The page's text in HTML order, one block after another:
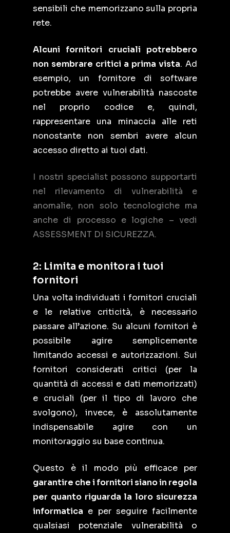
sensibili che memorizzano sulla propria
rete.
Alcuni fornitori cruciali potrebbero
non sembrare critici a prima vista. Ad
esempio, un fornitore di software
potrebbe avere vulnerabilità nascoste
nel proprio codice e, quindi,
rappresentare una minaccia alle reti
nonostante non sembri avere alcun
accesso diretto ai tuoi dati.
I nostri specialist possono supportarti
nel rilevamento di vulnerabilità e
anomalie, non solo tecnologiche ma
anche di processo e logiche – vedi
ASSESSMENT DI SICUREZZA.
2: Limita e monitora i tuoi
fornitori
Una volta individuati i fornitori cruciali
e le relative criticità, è necessario
passare all’azione. Su alcuni fornitori è
possibile agire semplicemente
limitando accessi e autorizzazioni. Sui
fornitori considerati critici (per la
quantità di accessi e dati memorizzati)
e cruciali (per il tipo di lavoro che
svolgono), invece, è assolutamente
indispensabile agire con un
monitoraggio su base continua.
Questo è il modo più efficace per
garantire che i fornitori siano in regola
per quanto riguarda la loro sicurezza
informatica e per seguire facilmente
qualsiasi potenziale vulnerabilità o